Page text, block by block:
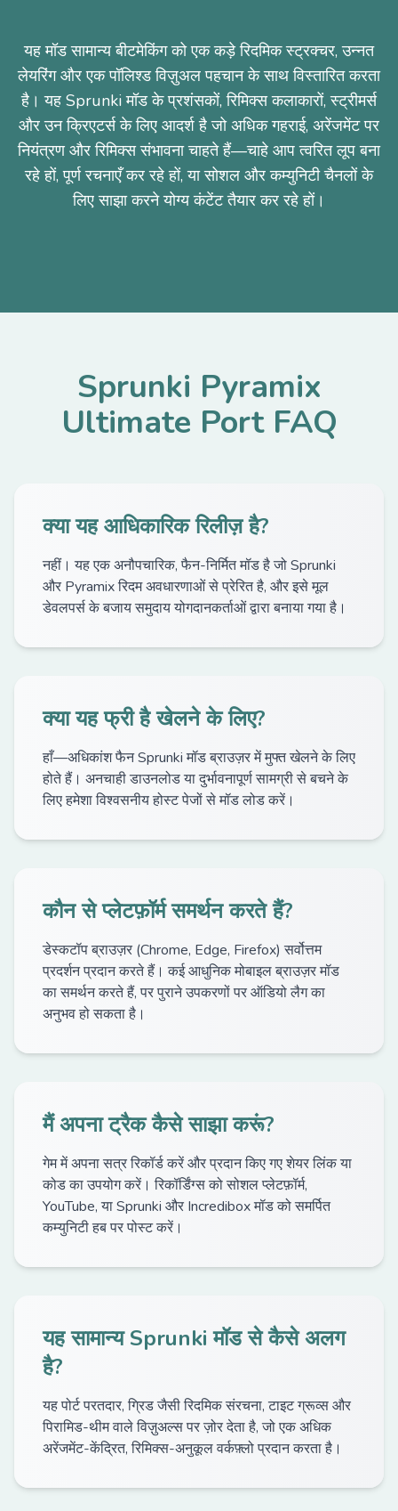
यह मॉड सामान्य बीटमेकिंग को एक कड़े रिदमिक स्ट्रक्चर, उन्नत
लेयरिंग और एक पॉलिश्ड विज़ुअल पहचान के साथ विस्तारित करता
है। यह Sprunki मॉड के प्रशंसकों, रिमिक्स कलाकारों, स्ट्रीमर्स
और उन क्रिएटर्स के लिए आदर्श है जो अधिक गहराई, अरेंजमेंट पर
नियंत्रण और रिमिक्स संभावना चाहते हैं—चाहे आप त्वरित लूप बना
रहे हों, पूर्ण रचनाएँ कर रहे हों, या सोशल और कम्युनिटी चैनलों के
लिए साझा करने योग्य कंटेंट तैयार कर रहे हों।
Sprunki Pyramix
Ultimate Port FAQ
क्या यह आधिकारिक रिलीज़ है?
नहीं। यह एक अनौपचारिक, फैन-निर्मित मॉड है जो Sprunki
और Pyramix रिदम अवधारणाओं से प्रेरित है, और इसे मूल
डेवलपर्स के बजाय समुदाय योगदानकर्ताओं द्वारा बनाया गया है।
क्या यह फ्री है खेलने के लिए?
हाँ—अधिकांश फैन Sprunki मॉड ब्राउज़र में मुफ्त खेलने के लिए
होते हैं। अनचाही डाउनलोड या दुर्भावनापूर्ण सामग्री से बचने के
लिए हमेशा विश्वसनीय होस्ट पेजों से मॉड लोड करें।
कौन से प्लेटफ़ॉर्म समर्थन करते हैं?
डेस्कटॉप ब्राउज़र (Chrome, Edge, Firefox) सर्वोत्तम
प्रदर्शन प्रदान करते हैं। कई आधुनिक मोबाइल ब्राउज़र मॉड
का समर्थन करते हैं, पर पुराने उपकरणों पर ऑडियो लैग का
अनुभव हो सकता है।
मैं अपना ट्रैक कैसे साझा करूं?
गेम में अपना सत्र रिकॉर्ड करें और प्रदान किए गए शेयर लिंक या
कोड का उपयोग करें। रिकॉर्डिंग्स को सोशल प्लेटफ़ॉर्म,
YouTube, या Sprunki और Incredibox मॉड को समर्पित
कम्युनिटी हब पर पोस्ट करें।
यह सामान्य Sprunki मॉड से कैसे अलग
है?
यह पोर्ट परतदार, ग्रिड जैसी रिदमिक संरचना, टाइट ग्रूव्स और
पिरामिड-थीम वाले विज़ुअल्स पर ज़ोर देता है, जो एक अधिक
अरेंजमेंट-केंद्रित, रिमिक्स-अनुकूल वर्कफ़्लो प्रदान करता है।